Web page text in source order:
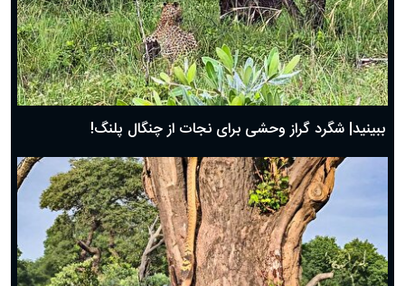
ببینید| شگرد گراز وحشی برای نجات از چنگال پلنگ!